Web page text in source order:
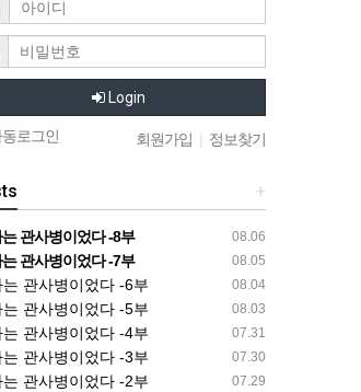
Login
동로그인 회원가입 | 정보찾기
+
08.06
는 관사병이었다 -8부
08.05
는 관사병이었다 -7부
08.04
는 관사병이었다 -6부
08.03
는 관사병이었다 -5부
07.31
는 관사병이었다 -4부
07.30
는 관사병이었다 -3부
07.29
는 관사병이었다 -2부